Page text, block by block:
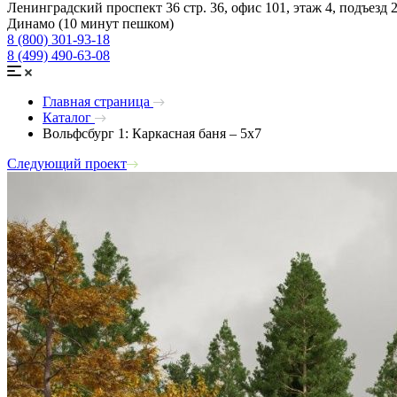
Ленинградский проспект 36 стр. 36, офис 101, этаж 4, подъезд 2
Динамо (10 минут пешком)
8 (800) 301-93-18
8 (499) 490-63-08
Главная страница
Каталог
Вольфсбург 1: Каркасная баня – 5х7
Следующий проект